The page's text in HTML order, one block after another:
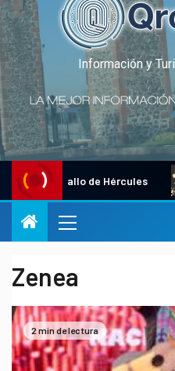
Información y
Gallo de Hércules
Zenea
2 min de lectura